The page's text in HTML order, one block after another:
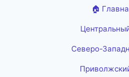
🏠
Северо-